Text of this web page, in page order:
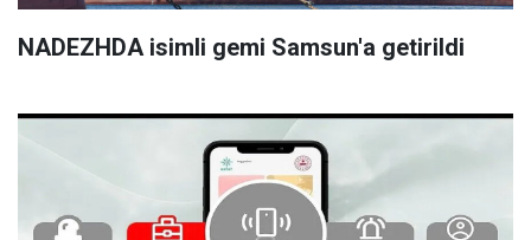
NADEZHDA isimli gemi Samsun'a getirildi